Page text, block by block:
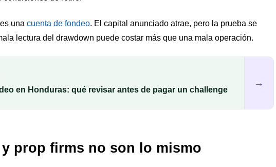
una cuenta de fondeo. El capital anunciado atrae, pero la prueba se
lectura del drawdown puede costar más que una mala operación.
en Honduras: qué revisar antes de pagar un challenge
→
prop firms no son lo mismo